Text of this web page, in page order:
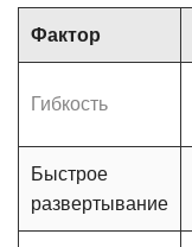
Фактор
Гибкость
Быстрое
развертывание